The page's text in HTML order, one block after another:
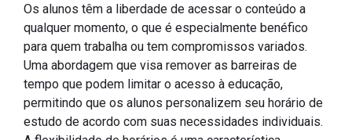
Os alunos têm a liberdade de acessar o conteúdo a
qualquer momento, o que é especialmente benéfico
para quem trabalha ou tem compromissos variados.
Uma abordagem que visa remover as barreiras de
tempo que podem limitar o acesso à educação,
permitindo que os alunos personalizem seu horário de
estudo de acordo com suas necessidades individuais.